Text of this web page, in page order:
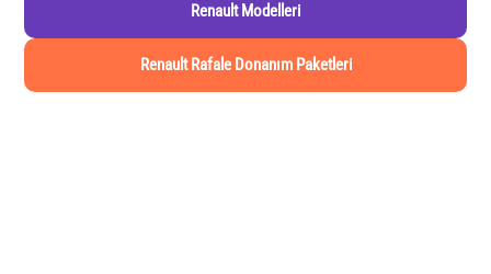
Renault Modelleri
Renault Rafale Donanım Paketleri